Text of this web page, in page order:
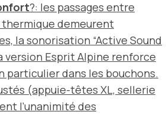
?: les passages entre
demeurent
la sonorisation “Active Sound
version Esprit Alpine renforce
particulier dans les bouchons.
(appuie-têtes XL, sellerie
l’unanimité des